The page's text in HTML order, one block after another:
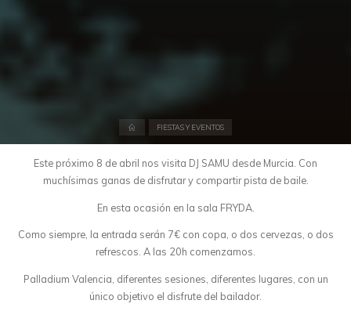
FIESTAS Y EVENTOS
Este próximo 8 de abril nos visita DJ SAMU desde Murcia. Con
muchísimas ganas de disfrutar y compartir pista de baile.
En esta ocasión en la sala FRYDA.
Como siempre, la entrada serán 7€ con copa, o dos cervezas, o dos
refrescos. A las 20h comenzamos.
Palladium Valencia, diferentes sesiones, diferentes lugares, con un
único objetivo el disfrute del bailador.